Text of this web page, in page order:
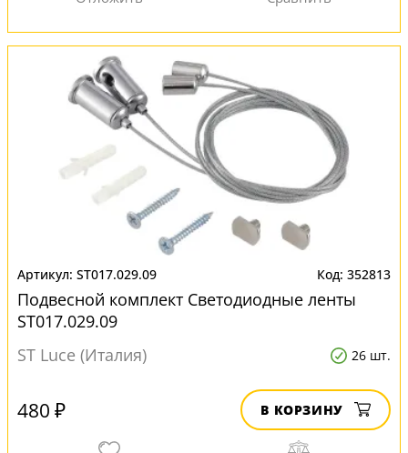
ST017.029.09 352813
Подвесной комплект Светодиодные ленты
ST017.029.09
ST Luce (Италия)
26 шт.
480 ₽ В КОРЗИНУ